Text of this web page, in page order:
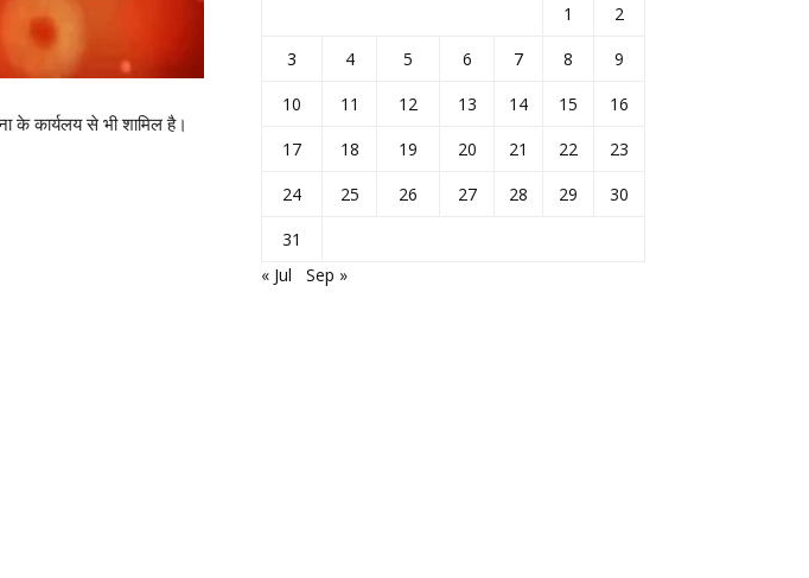
के कार्यलय से भी शामिल है।
1
2
3
4 5 6 7 8
9
10
11 12 13 14 15
16
17
18 19 20 21 22
23
24
25 26 27 28 29
30
31
« Jul
Sep »